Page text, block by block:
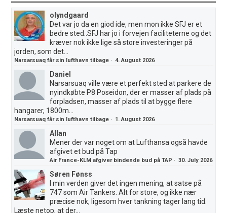
olyndgaard
Det var jo da en giod ide, men mon ikke SFJ er et
bedre sted..SFJ har jo i forvejen faciliteterne og det
kræver nok ikke lige så store investeringer på
jorden, som det...
Narsarsuaq får sin lufthavn tilbage ·4. August 2026
Daniel
Narsarsuaq ville være et perfekt sted at parkere de
nyindkøbte P8 Poseidon, der er masser af plads på
forpladsen, masser af plads til at bygge flere
hangarer, 1800m...
Narsarsuaq får sin lufthavn tilbage · 1. August 2026
Allan
Mener der var noget om at Lufthansa også havde
afgivet et bud på Tap
Air France-KLM afgiver bindende bud på TAP ·30. July 2026
Søren Fønss
I min verden giver det ingen mening, at satse på
747 som Air Tankers. Alt for store, og ikke nær
præcise nok, ligesom hver tankning tager lang tid.
Læste netop, at der...